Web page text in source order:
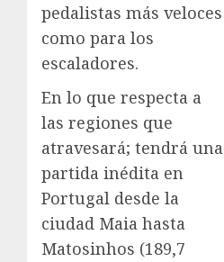
pedalistas más veloces
como para los
escaladores.
En lo que respecta a
las regiones que
atravesará; tendrá una
partida inédita en
Portugal desde la
ciudad Maia hasta
Matosinhos (189,7